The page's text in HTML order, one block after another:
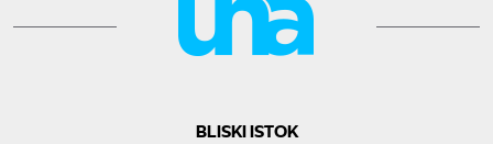
BLISKI ISTOK